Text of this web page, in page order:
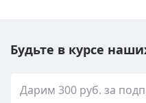
Будьте в курсе